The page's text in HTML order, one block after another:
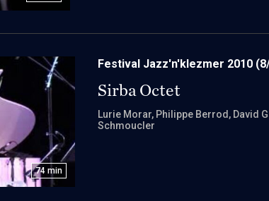
74 min
Festival Jazz'n'klezmer 2010
Sirba Octet
Lurie Morar, Philippe Berrod , David
Schmoucler